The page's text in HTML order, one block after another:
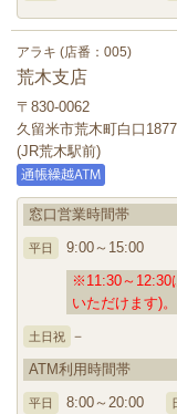
アラキ (店番：005)
荒木支店
〒830-0062
久留米市荒木町白口
(JR荒木駅前)
窓口営業時間帯
平日
9:00～15:00
※11:30～12:30
いただけます)。
土日祝
－
ATM利用時間帯
平日 8:00～20:00